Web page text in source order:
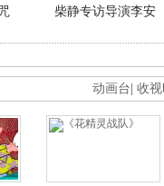
柴静专访导演李安
动画台 收